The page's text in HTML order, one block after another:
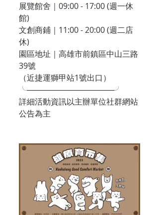
展覽館舍｜09:00 - 17:00 (週一休
館)
文創商鋪｜11:00 - 20:00 (週二店
休)
園區地址｜高雄市前鎮區中山三路
39號
（近捷運獅甲站1號出口）
╰────────────────╯
詳細活動資訊以主辦單位社群網站
公告為主